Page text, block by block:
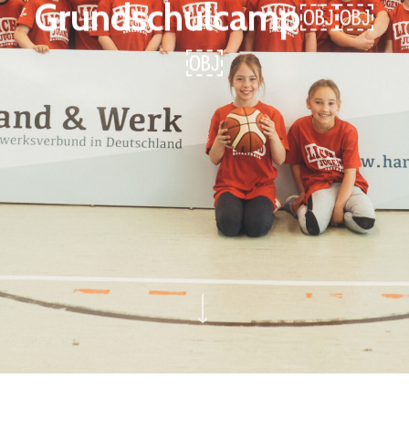
Grundschulcamp￼￼
￼